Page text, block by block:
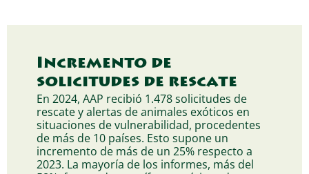
Incremento de
solicitudes de rescate
En 2024, AAP recibió 1.478 solicitudes de
rescate y alertas de animales exóticos en
situaciones de vulnerabilidad, procedentes
de más de 10 países. Esto supone un
incremento de más de un 25% respecto a
2023. La mayoría de los informes, más del